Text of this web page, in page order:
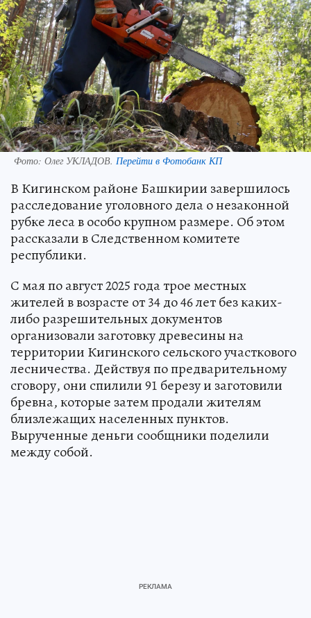
Фото: Олег УКЛАДОВ. Перейти в Фотобанк КП
В Кигинском районе Башкирии завершилось
расследование уголовного дела о незаконной
рубке леса в особо крупном размере. Об этом
рассказали в Следственном комитете
республики.
С мая по август 2025 года трое местных
жителей в возрасте от 34 до 46 лет без каких-
либо разрешительных документов
организовали заготовку древесины на
территории Кигинского сельского участкового
лесничества. Действуя по предварительному
сговору, они спилили 91 березу и заготовили
бревна, которые затем продали жителям
близлежащих населенных пунктов.
Вырученные деньги сообщники поделили
между собой.